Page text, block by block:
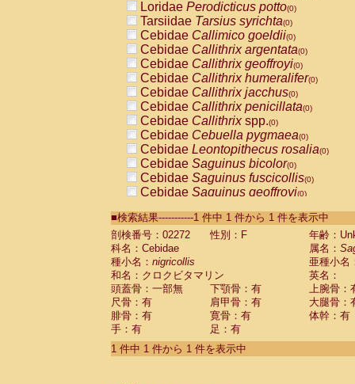
Loridae Perodicticus potto(0)
Tarsiidae Tarsius syrichta(0)
Cebidae Callimico goeldii(0)
Cebidae Callithrix argentata(0)
Cebidae Callithrix geoffroyi(0)
Cebidae Callithrix humeralifer(0)
Cebidae Callithrix jacchus(0)
Cebidae Callithrix penicillata(0)
Cebidae Callithrixspp.(0)
Cebidae Cebuella pygmaea(0)
Cebidae Leontopithecus rosalia(0)
Cebidae Saguinus bicolor(0)
Cebidae Saguinus fuscicollis(0)
Cebidae Saguinus geoffroyi(0)
CebidaeSaguinus labiatus(0)
Cebidae Saguinus leucopus (0)
Cebidae
CebidaeSaguinus mystax
CebidaeSaguinus nigricollis (1)
Cebidae Saguinus oedipus
Cebidae Saguinus weddelli
Cebidae Saguinusspp.
Cebidae Aotus trivirgatus
Cebidae Cebus albifrons
■検索結果-----------1 件中 1 件から 1 件を表示中
剖検番号：02272
性別：F
年齢：
科名：Cebidae
属名：
種小名： nigricollis
亜種小名
和名：クロクビタマリン
英名：
頭蓋骨：一部無
下顎骨：有
上腕骨：
尺骨：有
肩甲骨：有
大腿骨：
腓骨：有
寛骨：有
体幹：有
手：有
足：有
1 件中 1 件から 1 件を表示中